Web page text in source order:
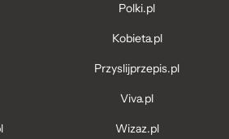
Polki.pl
Kobieta.pl
Przyslijprzepis.pl
Viva.pl
Wizaz.pl